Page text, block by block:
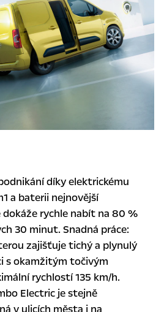
díky elektrickému
a baterii nejnovější
dokáže rychle nabít na 80 %
30 minut. Snadná práce:
zajišťuje tichý a plynulý
s okamžitým točivým
rychlostí 135 km/h.
Electric je stejně